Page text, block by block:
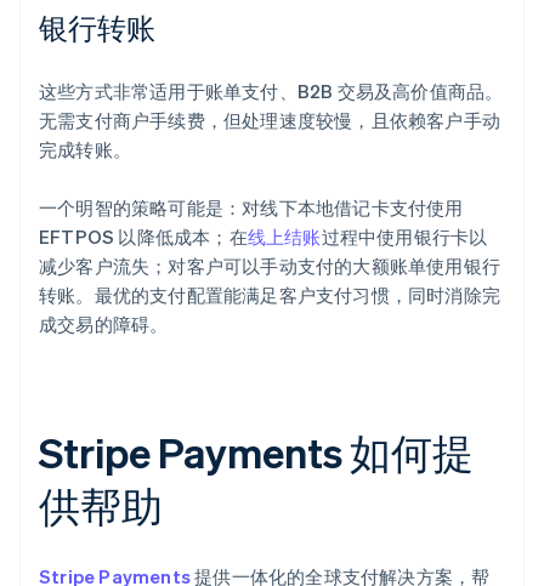
银行转账
这些方式非常适用于账单支付、B2B 交易及高价值商品。
无需支付商户手续费，但处理速度较慢，且依赖客户手动
完成转账。
一个明智的策略可能是：对线下本地借记卡支付使用
EFTPOS 以降低成本；在线上结账过程中使用银行卡以
减少客户流失；对客户可以手动支付的大额账单使用银行
转账。最优的支付配置能满足客户支付习惯，同时消除完
成交易的障碍。
Stripe Payments 如何提
供帮助
Stripe Payments提供一体化的全球支付解决方案，帮